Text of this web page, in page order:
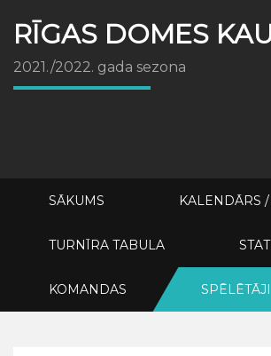
RĪGAS DOMES
2021./2022. gada sezona
SĀKUMS KALENDĀRS
TURNĪRA TABULA
KOMANDAS SPĒLĒTĀJI